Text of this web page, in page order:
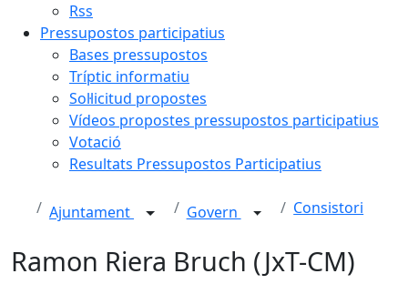
Rss
Pressupostos participatius
Bases pressupostos
Tríptic informatiu
Sol·licitud propostes
Vídeos propostes pressupostos participatius
Votació
Resultats Pressupostos Participatius
Ajuntament Govern Consistori
Ramon Riera Bruch (JxT-CM)